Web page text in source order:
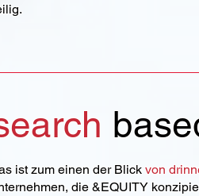
ist zum einen der Blick von
die &EQUITY